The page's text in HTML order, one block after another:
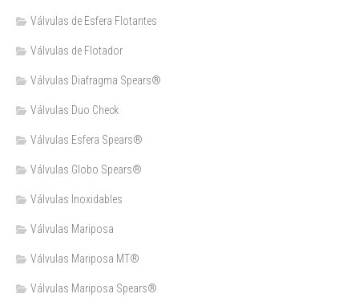
Válvulas de Esfera Flotantes
Válvulas de Flotador
Válvulas Diafragma Spears®️
Válvulas Duo Check
Válvulas Esfera Spears®
Válvulas Globo Spears®
Válvulas Inoxidables
Válvulas Mariposa
Válvulas Mariposa MT®
Válvulas Mariposa Spears®